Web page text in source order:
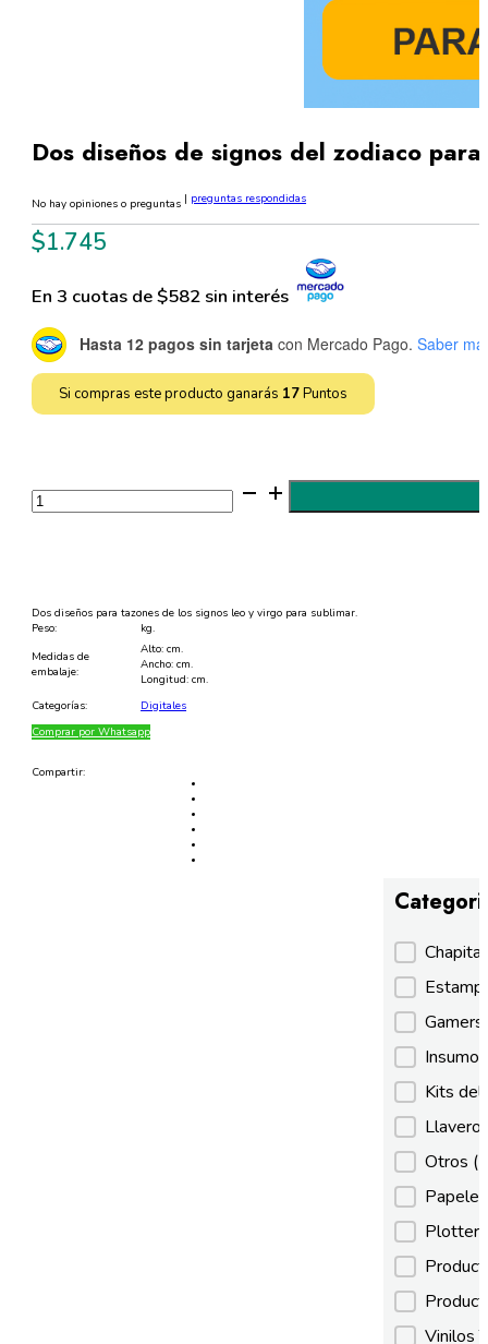
Dos diseños de signos del zodiaco
No hay opiniones o preguntas | preguntas respondidas
$1.745
En 3 cuotas de $582 sin interés
Hasta 12 pagos sin tarjeta con Mercado Pago. Saber
Si compras este producto ganarás 17Puntos
Dos
diseños
de
-
JPG,
Y
PNG
Dos diseños para tazones de los signos leo y virgo para sublimar.
Peso:
kg.
Medidas de
embalaje:
Alto: cm.
Ancho: cm.
Longitud: cm.
Categorías:
Digitales
Comprar por Whatsapp
Compartir:
Gamers
Kits
Otros
Vinilos